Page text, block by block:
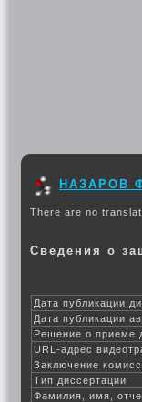
НАЗАРОВ
There are no
Сведения о
Дата публикации
Дата публикации
Решение о приеме
URL-адрес
Заключение
Тип диссертации
Фамилия, имя,